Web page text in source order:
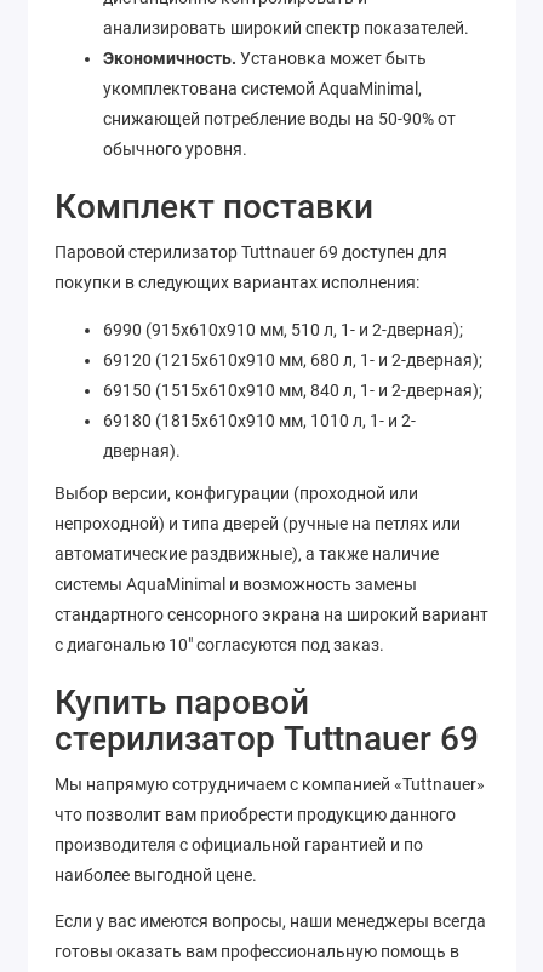
анализировать широкий спектр показателей.
Экономичность. Установка может быть
укомплектована системой AquaMinimal,
снижающей потребление воды на 50-90% от
обычного уровня.
Комплект поставки
Паровой стерилизатор Tuttnauer 69 доступен для
покупки в следующих вариантах исполнения:
6990 (915x610x910 мм, 510 л, 1- и 2-дверная);
69120 (1215x610x910 мм, 680 л, 1- и 2-дверная);
69150 (1515x610x910 мм, 840 л, 1- и 2-дверная);
69180 (1815x610x910 мм, 1010 л, 1- и 2-
дверная).
Выбор версии, конфигурации (проходной или
непроходной) и типа дверей (ручные на петлях или
автоматические раздвижные), а также наличие
системы AquaMinimal и возможность замены
стандартного сенсорного экрана на широкий вариант
с диагональю 10" согласуются под заказ.
Купить паровой
стерилизатор Tuttnauer 69
Мы напрямую сотрудничаем с компанией «Tuttnauer»
что позволит вам приобрести продукцию данного
производителя с официальной гарантией и по
наиболее выгодной цене.
Если у вас имеются вопросы, наши менеджеры всегда
готовы оказать вам профессиональную помощь в